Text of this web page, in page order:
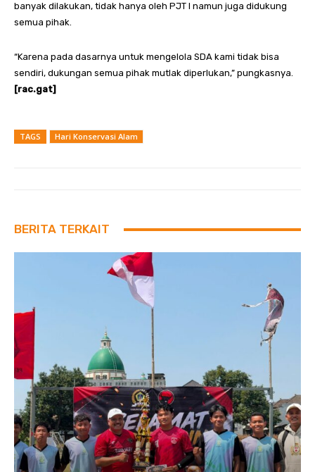
banyak dilakukan, tidak hanya oleh PJT I namun juga didukung
semua pihak.
“Karena pada dasarnya untuk mengelola SDA kami tidak bisa
sendiri, dukungan semua pihak mutlak diperlukan,” pungkasnya.
[rac.gat]
TAGS Hari Konservasi Alam
BERITA TERKAIT